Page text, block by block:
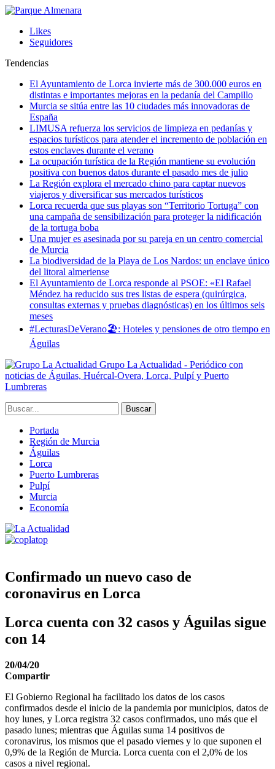
Likes
Seguidores
Tendencias
El Ayuntamiento de Lorca invierte más de 300.000 euros en
distintas e importantes mejoras en la pedanía del Campillo
Murcia se sitúa entre las 10 ciudades más innovadoras de
España
LIMUSA refuerza los servicios de limpieza en pedanías y
espacios turísticos para atender el incremento de población en
estos enclaves durante el verano
La ocupación turística de la Región mantiene su evolución
positiva con buenos datos durante el pasado mes de julio
La Región explora el mercado chino para captar nuevos
viajeros y diversificar sus mercados turísticos
Lorca recuerda que sus playas son “Territorio Tortuga” con
una campaña de sensibilización para proteger la nidificación
de la tortuga boba
Una mujer es asesinada por su pareja en un centro comercial
de Murcia
La biodiversidad de la Playa de Los Nardos: un enclave único
del litoral almeriense
El Ayuntamiento de Lorca responde al PSOE: «El Rafael
Méndez ha reducido sus tres listas de espera (quirúrgica,
consultas externas y pruebas diagnósticas) en los últimos seis
meses
#LecturasDeVerano🏖: Hoteles y pensiones de otro tiempo en
Águilas
Grupo La Actualidad - Periódico con
noticias de Águilas, Huércal-Overa, Lorca, Pulpí y Puerto
Lumbreras
Portada
Región de Murcia
Águilas
Lorca
Puerto Lumbreras
Pulpí
Murcia
Economía
Confirmado un nuevo caso de
coronavirus en Lorca
Lorca cuenta con 32 casos y Águilas sigue
con 14
20/04/20
Compartir
El Gobierno Regional ha facilitado los datos de los casos
confirmados desde el inicio de la pandemia por municipios, datos de
hoy lunes, y Lorca registra 32 casos confirmados, uno más que el
pasado lunes; mientras que Águilas suma 14 positivos de
coronavirus, los mismos que el pasado viernes y lo que suponen el
0,9% de la Región de Murcia. Lorca cuenta con el 2,0% de los
casos a nivel regional.